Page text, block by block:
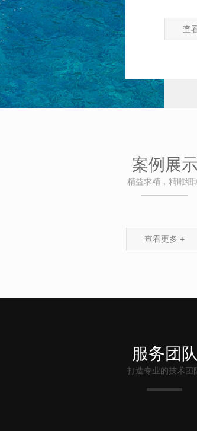
查
案例展示
精益求精，精雕细
查看更多 +
服务团队
打造专业的技术团